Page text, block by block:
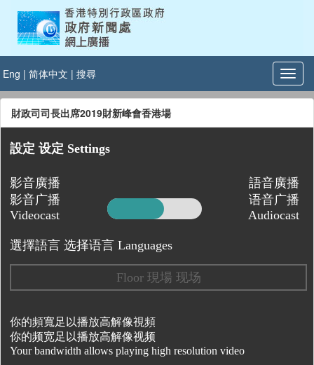
Eng | 简体中文 | 搜尋
財政司司長出席2019財新峰會香港場